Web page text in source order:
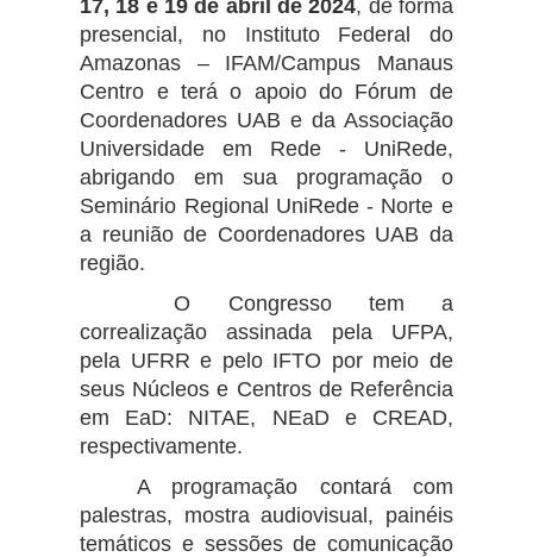
17, 18 e 19 de abril de 2024, de forma
presencial, no Instituto Federal do
Amazonas – IFAM/Campus Manaus
Centro e terá o apoio do Fórum de
Coordenadores UAB e da Associação
Universidade em Rede - UniRede,
abrigando em sua programação o
Seminário Regional UniRede - Norte e
a reunião de Coordenadores UAB da
região.
O Congresso tem a
correalização assinada pela UFPA,
pela UFRR e pelo IFTO por meio de
seus Núcleos e Centros de Referência
em EaD: NITAE, NEaD e CREAD,
respectivamente.
A programação contará com
palestras, mostra audiovisual, painéis
temáticos e sessões de comunicação